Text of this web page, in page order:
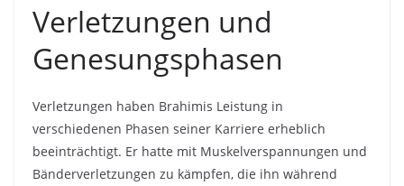
Verletzungen und
Genesungsphasen
Verletzungen haben Brahimis Leistung in
verschiedenen Phasen seiner Karriere erheblich
beeinträchtigt. Er hatte mit Muskelverspannungen und
Bänderverletzungen zu kämpfen, die ihn während